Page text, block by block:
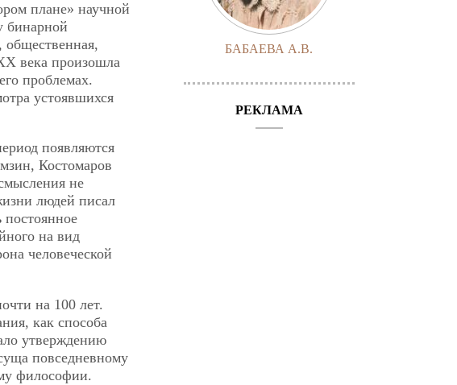
плане» научной
бинарной
общественная,
века произошла
проблемах.
устоявшихся
появляются
Костомаров
не
людей писал
на вид
человеческой
на 100 лет.
как способа
утверждению
повседневному
философии.
БАБАЕВА А.В.
РЕКЛАМА